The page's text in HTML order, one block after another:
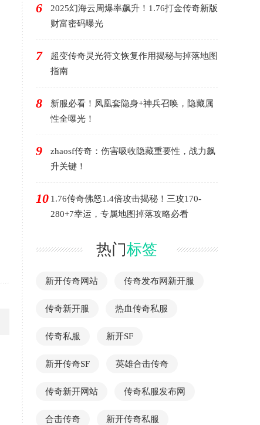
6
2025幻海云周爆率飙升！1.76打金传奇新版
财富密码曝光
7
超变传奇灵光符文恢复作用揭秘与掉落地图
指南
8
新服必看！凤凰套隐身+神兵召唤，隐藏属
性全曝光！
9
zhaosf传奇：伤害吸收隐藏重要性，战力飙
升关键！
10 1.76传奇佛怒1.4倍攻击揭秘！三攻170-
280+7幸运，专属地图掉落攻略必看
热门标签
新开传奇网站 传奇发布网新开服
传奇新开服 热血传奇私服
传奇私服 新开SF
新开传奇SF 英雄合击传奇
传奇新开网站 传奇私服发布网
合击传奇 新开传奇私服